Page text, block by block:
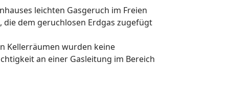
leichten Gasgeruch im Freien
dem geruchlosen Erdgas zugefügt
Kellerräumen wurden keine
an einer Gasleitung im Bereich